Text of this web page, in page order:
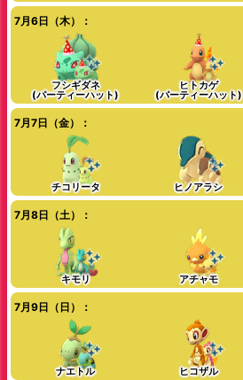
7月6日（木）：
フシギダネ
(パーティーハット)
ヒトカゲ
(パーティーハット)
7月7日（金）：
チコリータ ヒノアラシ
7月8日（土）：
キモリ アチャモ
7月9日（日）：
ナエトル ヒコザル